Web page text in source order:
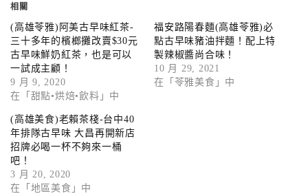
相關
(高雄苓雅)阿美古早味紅茶-
三十多年的檳榔攤改賣$30元
古早味鮮奶紅茶，也是可以
一試成主顧！
9 月 9, 2020
在「甜點•烘焙•飲料」中
福安路陽春麵(高雄苓雅)必
點古早味豬油拌麵！配上特
製辣椒醬尚合味！
10 月 29, 2021
在「苓雅美食」中
(高雄美食)老賴茶棧-台中40
年排隊古早味 大昌再開新店
招牌必喝一杯不夠來一桶
吧！
3 月 20, 2020
在「地區美食」中